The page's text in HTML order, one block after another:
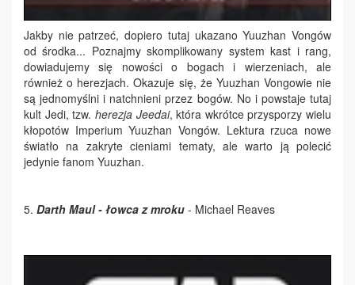
Jakby nie patrzeć, dopiero tutaj ukazano Yuuzhan Vongów
od środka... Poznajmy skomplikowany system kast i rang,
dowiadujemy się nowości o bogach i wierzeniach, ale
również o herezjach. Okazuje się, że Yuuzhan Vongowie nie
są jednomyślni i natchnieni przez bogów. No i powstaje tutaj
kult Jedi, tzw. herezja Jeedai, która wkrótce przysporzy wielu
kłopotów Imperium Yuuzhan Vongów. Lektura rzuca nowe
światło na zakryte cieniami tematy, ale warto ją polecić
jedynie fanom Yuuzhan.
5. Darth Maul - łowca z mroku - Michael Reaves